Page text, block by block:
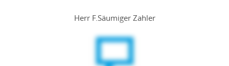
Herr F.Säumiger Zahler